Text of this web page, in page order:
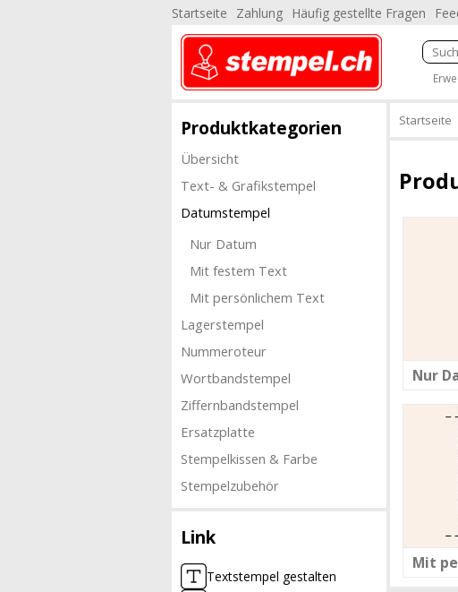
Startseite Zahlung Häufig gestellte Fragen
Produktkategorien
Übersicht
Text- & Grafikstempel
Datumstempel
Nur Datum
Mit festem Text
Mit persönlichem Text
Lagerstempel
Nummeroteur
Wortbandstempel
Ziffernbandstempel
Ersatzplatte
Stempelkissen & Farbe
Stempelzubehör
Link
Textstempel gestalten
Startseite
Nur
Mit